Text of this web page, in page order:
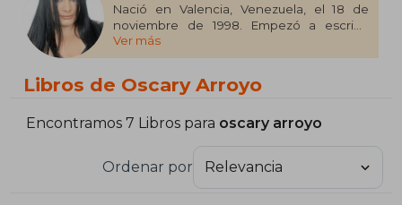
Nació en Valencia, Venezuela, el 18 de
noviembre de 1998. Empezó a escribir
novelas en Wattpad y otras plataformas a
los doce años. Arlette fue su primera
romance, el cual la atrapó. Oscary estudia
online llamada Bookstore. Uno de sus
mundo y conocer a cada una de sus
lectoras.
Ver más
Libros de Oscary Arroyo
Encontramos 7 Libros para oscary arroyo
Ordenar por